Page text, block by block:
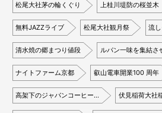
松尾大社茅の輪くぐり 上桂川堤防の桜並木
無料JAZZライブ 松尾大社観月祭 流
清水焼の郷まつり値段 ルパン一味を集結さ
ナイトファーム京都 叡山電車開業100 周年
高架下のジャパンコーヒー… 伏見稲荷大社